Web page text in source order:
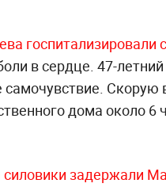
госпитализировали
в сердце. 47-
Скорую
дома около 6
силовики задержали